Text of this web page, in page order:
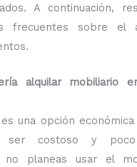
A continuación,
frecuentes sobre el
alquilar mobiliario
una opción
ser costoso y poco
no planeas usar el